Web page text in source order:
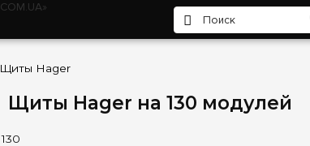
Щиты Hager на 130 модулей
130
Щиты Hager